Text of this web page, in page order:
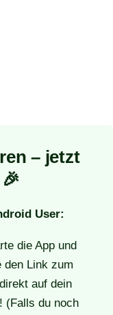
– jetzt
User:
die App und
den Link zum
auf dein
(Falls du noch